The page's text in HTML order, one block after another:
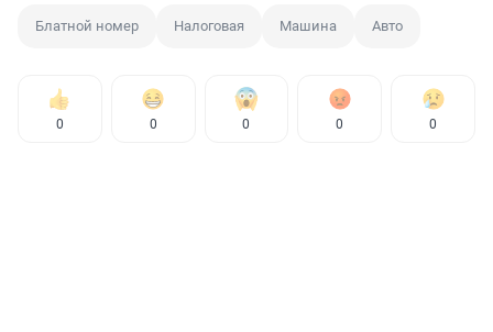
Блатной номер Налоговая Машина Авто
0 0 0 0 0